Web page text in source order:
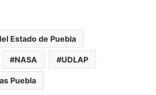
Estado de Puebla
NASA UDLAP
Puebla